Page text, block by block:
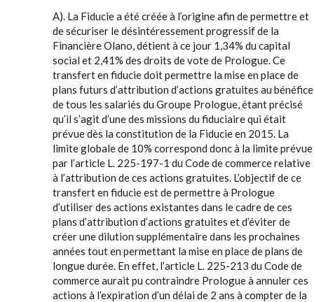
A). La Fiducie a été créée à l’origine afin de permettre et
de sécuriser le désintéressement progressif de la
Financière Olano, détient à ce jour 1,34% du capital
social et 2,41% des droits de vote de Prologue. Ce
transfert en fiducie doit permettre la mise en place de
plans futurs d’attribution d’actions gratuites au bénéfice
de tous les salariés du Groupe Prologue, étant précisé
qu’il s’agit d’une des missions du fiduciaire qui était
prévue dès la constitution de la Fiducie en 2015. La
limite globale de 10% correspond donc à la limite prévue
par l’article L. 225-197-1 du Code de commerce relative
à l’attribution de ces actions gratuites. L’objectif de ce
transfert en fiducie est de permettre à Prologue
d’utiliser des actions existantes dans le cadre de ces
plans d’attribution d’actions gratuites et d’éviter de
créer une dilution supplémentaire dans les prochaines
années tout en permettant la mise en place de plans de
longue durée. En effet, l’article L. 225-213 du Code de
commerce aurait pu contraindre Prologue à annuler ces
actions à l’expiration d’un délai de 2 ans à compter de la